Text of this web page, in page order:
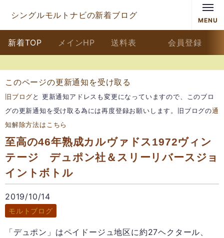
シングルモルトナビの新着ブログ
MENU
新着TOP メインHP 送料表 会員登録
このページの更新通知を受け取る
旧ブログと 更新通知アドレスも変更になっていますので、このブロ
グの更新通知を受け取る為には再度登録お願いします。旧ブログの通
知解除方法はこちら
至高の46年熟成カルヴァドス1972ヴィン
テージ デュポン社＆スリーリバースジョ
イントボトル
2019/10/14
モルトブログ
「デュポン」はペイドージュ地区に約27ヘクタール、